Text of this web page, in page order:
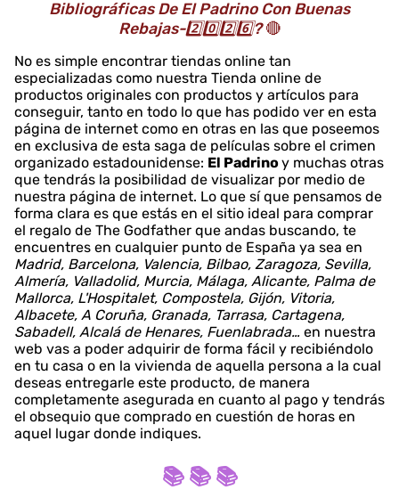
Bibliográficas De El Padrino Con Buenas
Rebajas-2️⃣0️⃣2️⃣6️⃣?🔴
No es simple encontrar tiendas online tan
especializadas como nuestra Tienda online de
productos originales con productos y artículos para
conseguir, tanto en todo lo que has podido ver en esta
página de internet como en otras en las que poseemos
en exclusiva de esta saga de películas sobre el crimen
organizado estadounidense: El Padrinoy muchas otras
que tendrás la posibilidad de visualizar por medio de
nuestra página de internet. Lo que sí que pensamos de
forma clara es que estás en el sitio ideal para comprar
el regalo de The Godfather que andas buscando, te
encuentres en cualquier punto de España ya sea en
Madrid, Barcelona, Valencia, Bilbao, Zaragoza, Sevilla,
Almería, Valladolid, Murcia, Málaga, Alicante, Palma de
Mallorca, L'Hospitalet, Compostela, Gijón, Vitoria,
Albacete, A Coruña, Granada, Tarrasa, Cartagena,
Sabadell, Alcalá de Henares, Fuenlabrada… en nuestra
web vas a poder adquirir de forma fácil y recibiéndolo
en tu casa o en la vivienda de aquella persona a la cual
deseas entregarle este producto, de manera
completamente asegurada en cuanto al pago y tendrás
el obsequio que comprado en cuestión de horas en
aquel lugar donde indiques.
📚 📚 📚